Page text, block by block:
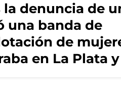
la denuncia de
una banda de
de
en La Plata